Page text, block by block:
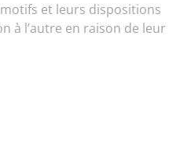
et leurs dispositions
à l’autre en raison de leur